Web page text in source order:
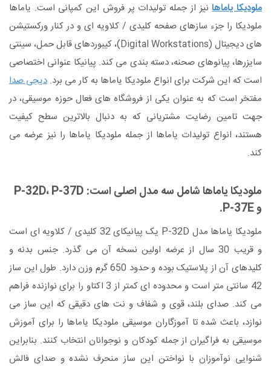
ملودیکا یاماهانیز از جمله تولیدات پر فروش این کمپانی است. یاماها
ملودیکا را جزء سازهای صفحه کلیدی / کلاویه ای و در کنار ورکستیشن
های دیجیتال (Digital Workstations)، کیبوردهای قابل حمل، سینتی
سایزرها، پیانوهای صحنه، دسته بندی می کند. پیانیکا عنوانی اختصاصی
است که این شرکت برای انواع ملودیکا یاماها به کار می برد. دیجی صدا
مفتخر است که به عنوان یکی از فروشگاه های فعال حوزه موسیقی، در
جهت تامین رضایت مشتریانی که به دنبال بالاترین سطح کیفیت
هستند، انواع تولیدات یاماها از جمله ملودیکا یاماها را نیز عرضه می
کند.
ملودیکا یاماها شامل سه مدل اصلی است: P-32D، P-37D
و P-37E.
ملودیکا یاماها مدل P-32D یک پیانیکای 32 کلیدی / کلاویه ای است
و قریب 30 سال از عرضه اولین نسخه آن می گذرد. جنس بدنه و
کلیدهای آن از پلاستیک بوده و حدود 650 گرم وزن دارد. طول این ساز
42 سانتی متر است و محدوده ای کمتر از 3 اکتاو را برای نوازنده فراهم
می کند. صدای بلند، قوی و شفاف و نت های دقیقی که این ساز می
نوازد، باعث شده تا آموزگاران موسیقی ملودیکا یاماها را برای آموزش
موسیقی به فراگیران از جمله کودکان و نوجوانان انتخاب کنند. بنابراین
شنوایی نوآموزان با نواختن این ساز منحرف نشده و صدای فالش